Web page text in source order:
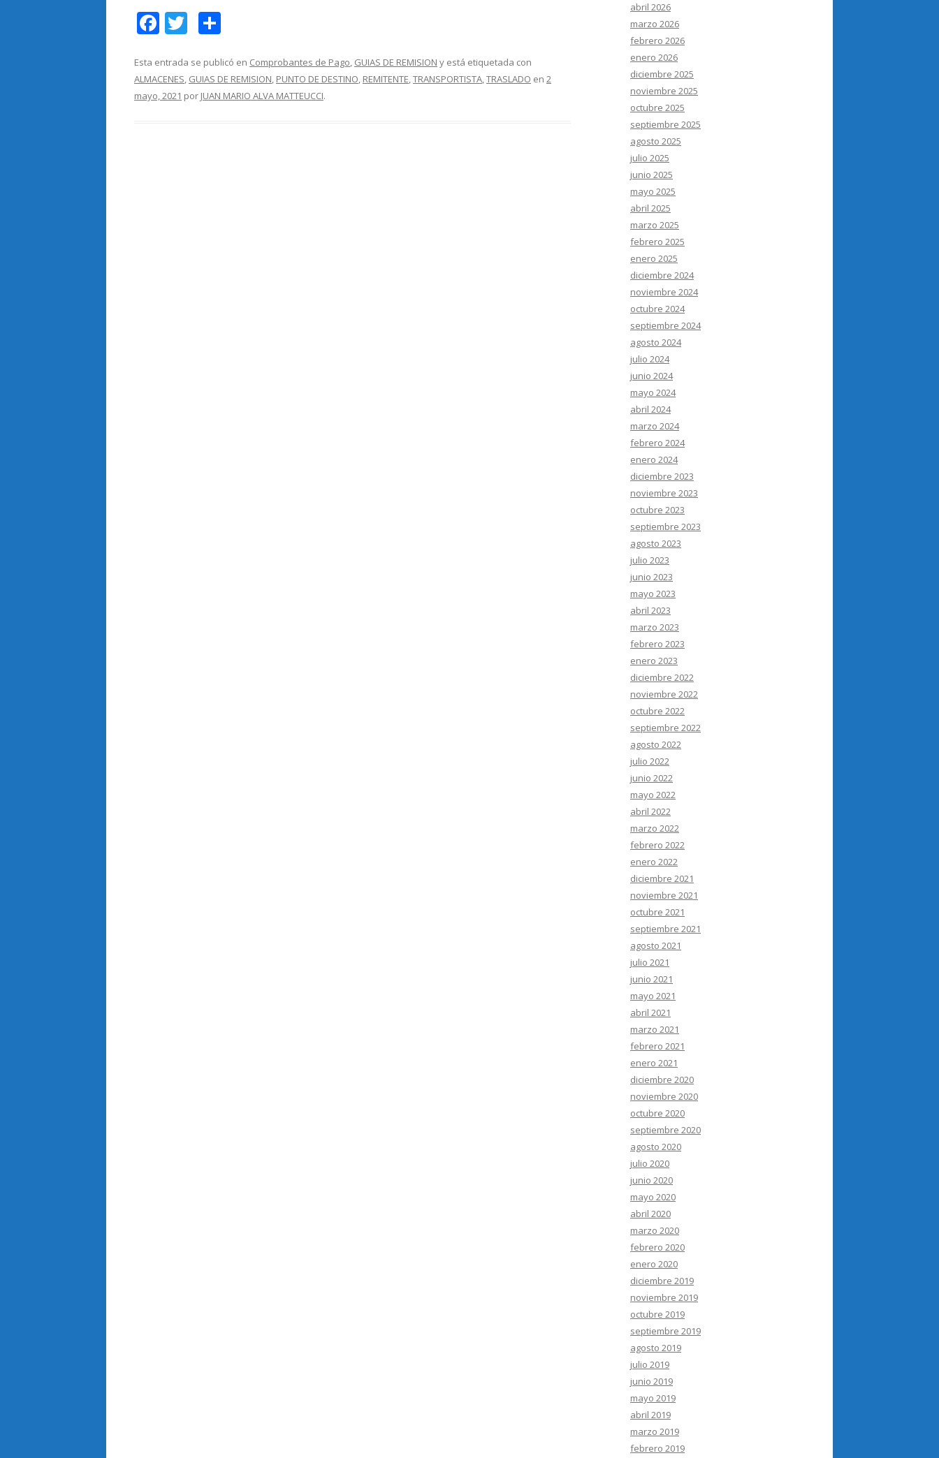
F
e
b
T
itt
er
m
p
Esta entrada se publicó en Comprobantes de Pago, GUIAS DE REMISION y está etiquetada con
ALMACENES, GUIAS DE REMISION, PUNTO DE DESTINO, REMITENTE,TRANSPORTISTA,TRASLADO en 2
mayo, 2021 por JUAN MARIO ALVA MATTEUCCI.
abril 2026
marzo 2026
febrero 2026
enero 2026
diciembre 2025
noviembre 2025
octubre 2025
septiembre 2025
agosto 2025
julio 2025
junio 2025
mayo 2025
abril 2025
marzo 2025
febrero 2025
enero 2025
diciembre 2024
noviembre 2024
octubre 2024
septiembre 2024
agosto 2024
julio 2024
junio 2024
mayo 2024
abril 2024
marzo 2024
febrero 2024
enero 2024
diciembre 2023
noviembre 2023
octubre 2023
septiembre 2023
agosto 2023
julio 2023
junio 2023
mayo 2023
abril 2023
marzo 2023
febrero 2023
enero 2023
diciembre 2022
noviembre 2022
octubre 2022
septiembre 2022
agosto 2022
julio 2022
junio 2022
mayo 2022
abril 2022
marzo 2022
febrero 2022
enero 2022
diciembre 2021
noviembre 2021
octubre 2021
septiembre 2021
agosto 2021
julio 2021
junio 2021
mayo 2021
abril 2021
marzo 2021
febrero 2021
enero 2021
diciembre 2020
noviembre 2020
octubre 2020
septiembre 2020
agosto 2020
julio 2020
junio 2020
mayo 2020
abril 2020
marzo 2020
febrero 2020
enero 2020
diciembre 2019
noviembre 2019
octubre 2019
septiembre 2019
agosto 2019
julio 2019
junio 2019
mayo 2019
abril 2019
marzo 2019
febrero 2019